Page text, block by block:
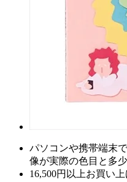
パソコンや携帯端末
像が実際の色目と多
16,500円以上お買い上